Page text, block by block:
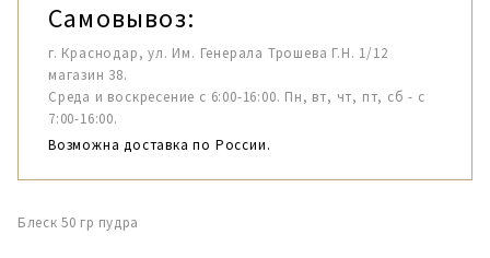
Самовывоз:
г. Краснодар, ул. Им. Генерала Трошева Г.Н. 1/12
магазин 38.
Среда и воскресение с 6:00-16:00. Пн, вт, чт, пт, сб - с
7:00-16:00.
Возможна доставка по России.
Блеск 50 гр пудра